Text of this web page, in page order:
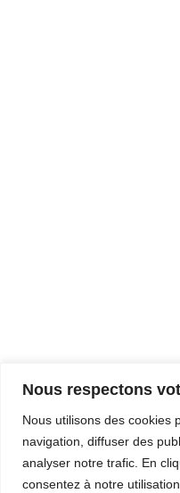
Nous respectons
Nous utilisons des cookies
navigation, diffuser des
analyser notre trafic. En
consentez à notre